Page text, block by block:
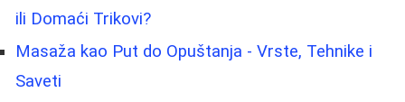
ili Domaći Trikovi?
Masaža kao Put do Opuštanja - Vrste, Tehnike i
Saveti